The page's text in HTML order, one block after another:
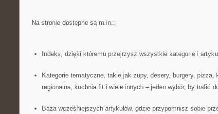
Na stronie dostępne są m.in.:
Indeks, dzięki któremu przejrzysz wszystkie kategorie i
Kategorie tematyczne, takie jak zupy, desery, burgery, pizza,
regionalna, kuchnia fit i wiele innych – jeden wybór, by trafić
Baza wcześniejszych artykułów, gdzie przypomnisz sobie